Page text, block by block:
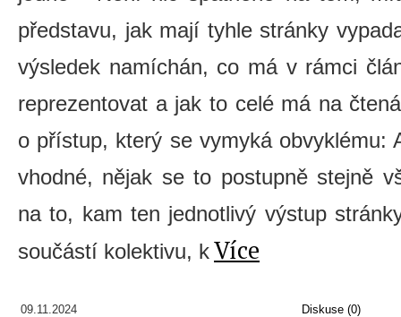
představu, jak mají tyhle stránky
výsledek namíchán, co má v rámci
reprezentovat a jak to celé má na
o přístup, který se vymyká obvyklému:
vhodné, nějak se to postupně stejně
na to, kam ten jednotlivý výstup
součástí kolektivu, kVíce
09.11.2024 Diskuse (0)